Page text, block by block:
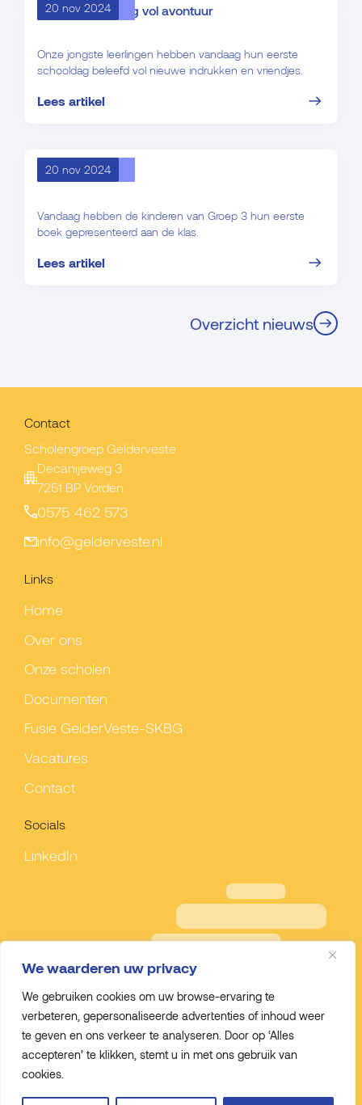
We waarderen uw privacy
We gebruiken cookies om uw browse-ervaring te
verbeteren, gepersonaliseerde advertenties of inhoud weer
te geven en ons verkeer te analyseren. Door op ‘Alles
accepteren’ te klikken, stemt u in met ons gebruik van
cookies.
Eerste schooldag vol avontuur
20 nov 2024
Onze jongste leerlingen hebben vandaag hun eerste
schooldag beleefd vol nieuwe indrukken en vriendjes.
Lees artikel
Lezen is leuk!
20 nov 2024
Vandaag hebben de kinderen van Groep 3 hun eerste
boek gepresenteerd aan de klas.
Lees artikel
Overzicht nieuws
Contact
Scholengroep Gelderveste
Decanijeweg 3
7251 BP Vorden
0575 462 573
info@gelderveste.nl
Links
Home
Over ons
Onze scholen
Documenten
Fusie GelderVeste-SKBG
Vacatures
Contact
Socials
LinkedIn